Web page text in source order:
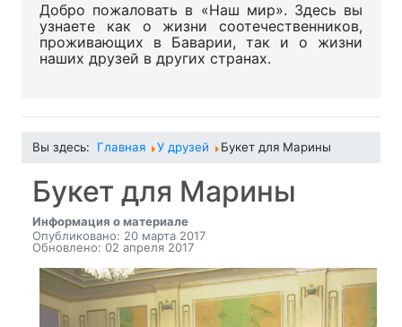
Добро пожаловать в «Наш мир». Здесь вы
узнаете как о жизни соотечественников,
проживающих в Баварии, так и о жизни
наших друзей в других странах.
Вы здесь: Главная У друзей Букет для Марины
Букет для Марины
Информация о материале
Опубликовано: 20 марта 2017
Обновлено: 02 апреля 2017